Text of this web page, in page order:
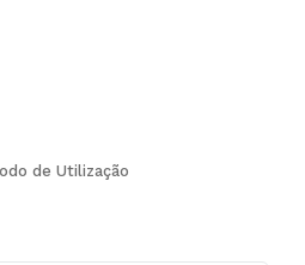
de Utilização